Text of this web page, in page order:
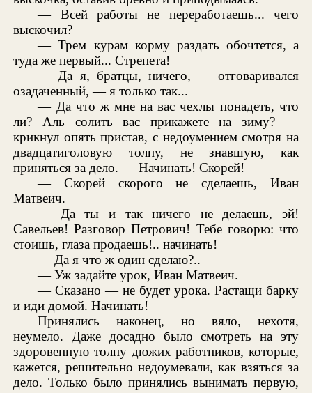
— Всей работы не переработаешь... чего
выскочил?
— Трем курам корму раздать обочтется, а
туда же первый... Стрепета!
— Да я, братцы, ничего, — отговаривался
озадаченный, — я только так...
— Да что ж мне на вас чехлы понадеть, что
ли? Аль солить вас прикажете на зиму? —
крикнул опять пристав, с недоумением смотря на
двадцатиголовую толпу, не знавшую, как
приняться за дело. — Начинать! Скорей!
— Скорей скорого не сделаешь, Иван
Матвеич.
— Да ты и так ничего не делаешь, эй!
Савельев! Разговор Петрович! Тебе говорю: что
стоишь, глаза продаешь!.. начинать!
— Да я что ж один сделаю?..
— Уж задайте урок, Иван Матвеич.
— Сказано — не будет урока. Растащи барку
и иди домой. Начинать!
Принялись наконец, но вяло, нехотя,
неумело. Даже досадно было смотреть на эту
здоровенную толпу дюжих работников, которые,
кажется, решительно недоумевали, как взяться за
дело. Только было принялись вынимать первую,